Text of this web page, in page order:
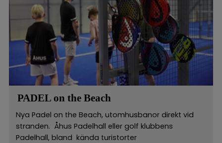
PADEL on the Beach
Nya Padel on the Beach, utomhusbanor direkt vid
stranden. Åhus Padelhall eller golf klubbens
Padelhall, bland kända turistorter